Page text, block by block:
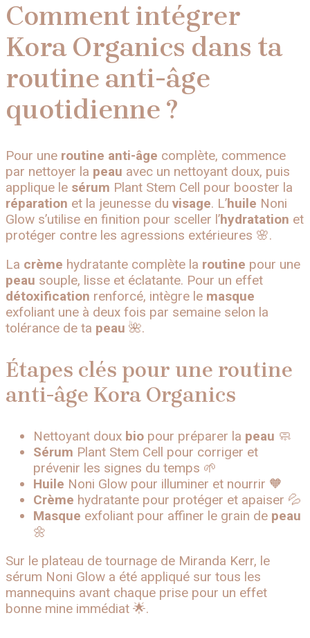
Comment intégrer
Kora Organics dans ta
routine anti-âge
quotidienne ?
Pour une routine anti-âge complète, commence
par nettoyer la peau avec un nettoyant doux, puis
applique le sérum Plant Stem Cell pour booster la
réparation et la jeunesse du visage. L’huile Noni
Glow s’utilise en finition pour sceller l’hydratation et
protéger contre les agressions extérieures 🌸.
La crème hydratante complète la routine pour une
peau souple, lisse et éclatante. Pour un effet
détoxification renforcé, intègre le masque
exfoliant une à deux fois par semaine selon la
tolérance de ta peau 🌺.
Étapes clés pour une routine
anti-âge Kora Organics
Nettoyant doux bio pour préparer la peau 🧼
Sérum Plant Stem Cell pour corriger et
prévenir les signes du temps 🌱
Huile Noni Glow pour illuminer et nourrir 🧡
Crème hydratante pour protéger et apaiser 💦
Masque exfoliant pour affiner le grain de peau
🌼
Sur le plateau de tournage de Miranda Kerr, le
sérum Noni Glow a été appliqué sur tous les
mannequins avant chaque prise pour un effet
bonne mine immédiat 🌟.